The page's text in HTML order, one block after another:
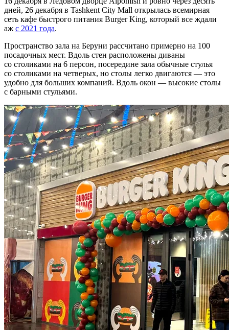
дней, 26 декабря в Tashkent City Mall открылась всемирная
сеть кафе быстрого питания Burger King, который все ждали
аж с 2021 года.
Пространство зала на Беруни рассчитано примерно на 100
посадочных мест. Вдоль стен расположены диваны
со столиками на 6 персон, посередине зала обычные стулья
со столиками на четверых, но столы легко двигаются — это
удобно для больших компаний. Вдоль окон — высокие столы
с барными стульями.